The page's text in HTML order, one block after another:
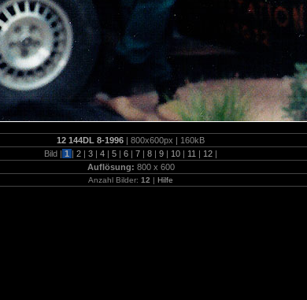
12 144DL 8-1996 | 800x600px | 160kB
Bild | 1 | 2 | 3 | 4 | 5 | 6 | 7 | 8 | 9 | 10 | 11 | 12 |
Auflösung: 800 x 600
Anzahl Bilder: 12 | Hilfe